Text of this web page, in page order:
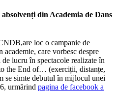
din Academia de Dans
loc o campanie de
academie, care vorbesc despre
lucru în spectacole realizate în
the End of… (exerciții, distanțe,
se simte debutul în mijlocul unei
urmărind pagina de facebook a